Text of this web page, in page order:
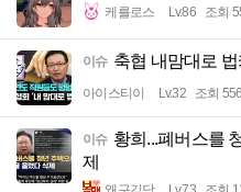
케를로스 Lv.86 조회
이슈 축협 내맘대로
아이스티이 Lv.32 조회 556
이슈 황희...폐버스를
제